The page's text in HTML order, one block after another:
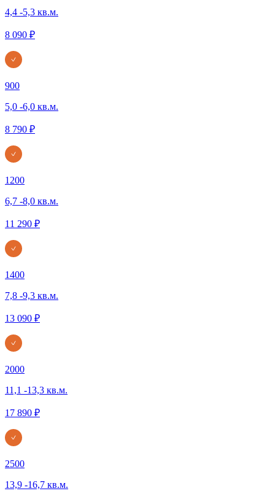
4,4 -5,3 кв.м.
8 090 ₽
900
5,0 -6,0 кв.м.
8 790 ₽
1200
6,7 -8,0 кв.м.
11 290 ₽
1400
7,8 -9,3 кв.м.
13 090 ₽
2000
11,1 -13,3 кв.м.
17 890 ₽
2500
13,9 -16,7 кв.м.